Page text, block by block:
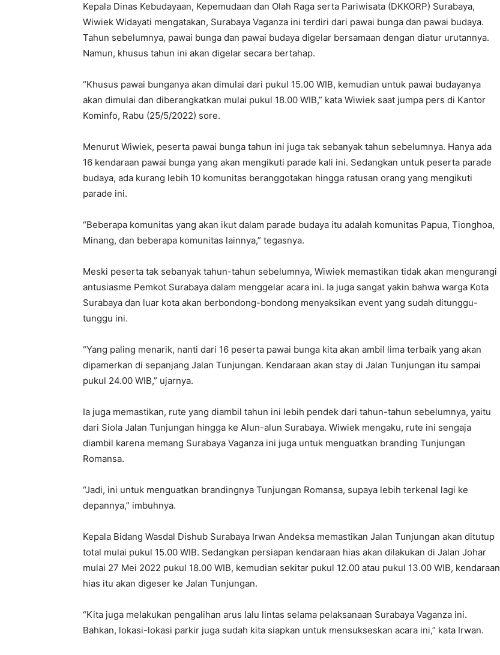
Kepala Dinas Kebudayaan, Kepemudaan dan Olah Raga serta Pariwisata (DKKORP) Surabaya,
Wiwiek Widayati mengatakan, Surabaya Vaganza ini terdiri dari pawai bunga dan pawai budaya.
Tahun sebelumnya, pawai bunga dan pawai budaya digelar bersamaan dengan diatur urutannya.
Namun, khusus tahun ini akan digelar secara bertahap.
“Khusus pawai bunganya akan dimulai dari pukul 15.00 WIB, kemudian untuk pawai budayanya
akan dimulai dan diberangkatkan mulai pukul 18.00 WIB,” kata Wiwiek saat jumpa pers di Kantor
Kominfo, Rabu (25/5/2022) sore.
Menurut Wiwiek, peserta pawai bunga tahun ini juga tak sebanyak tahun sebelumnya. Hanya ada
16 kendaraan pawai bunga yang akan mengikuti parade kali ini. Sedangkan untuk peserta parade
budaya, ada kurang lebih 10 komunitas beranggotakan hingga ratusan orang yang mengikuti
parade ini.
“Beberapa komunitas yang akan ikut dalam parade budaya itu adalah komunitas Papua, Tionghoa,
Minang, dan beberapa komunitas lainnya,” tegasnya.
Meski peserta tak sebanyak tahun-tahun sebelumnya, Wiwiek memastikan tidak akan mengurangi
antusiasme Pemkot Surabaya dalam menggelar acara ini. Ia juga sangat yakin bahwa warga Kota
Surabaya dan luar kota akan berbondong-bondong menyaksikan event yang sudah ditunggu-
tunggu ini.
“Yang paling menarik, nanti dari 16 peserta pawai bunga kita akan ambil lima terbaik yang akan
dipamerkan di sepanjang Jalan Tunjungan. Kendaraan akan stay di Jalan Tunjungan itu sampai
pukul 24.00 WIB,” ujarnya.
Ia juga memastikan, rute yang diambil tahun ini lebih pendek dari tahun-tahun sebelumnya, yaitu
dari Siola Jalan Tunjungan hingga ke Alun-alun Surabaya. Wiwiek mengaku, rute ini sengaja
diambil karena memang Surabaya Vaganza ini juga untuk menguatkan branding Tunjungan
Romansa.
“Jadi, ini untuk menguatkan brandingnya Tunjungan Romansa, supaya lebih terkenal lagi ke
depannya,” imbuhnya.
Kepala Bidang Wasdal Dishub Surabaya Irwan Andeksa memastikan Jalan Tunjungan akan ditutup
total mulai pukul 15.00 WIB. Sedangkan persiapan kendaraan hias akan dilakukan di Jalan Johar
mulai 27 Mei 2022 pukul 18.00 WIB, kemudian sekitar pukul 12.00 atau pukul 13.00 WIB, kendaraan
hias itu akan digeser ke Jalan Tunjungan.
“Kita juga melakukan pengalihan arus lalu lintas selama pelaksanaan Surabaya Vaganza ini.
Bahkan, lokasi-lokasi parkir juga sudah kita siapkan untuk mensukseskan acara ini,” kata Irwan.